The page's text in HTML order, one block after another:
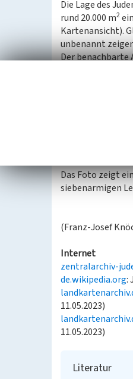
Die Lage des
rund 20.000 m2
Kartenansicht).
unbenannt
Der
Baubeginn
Judenfriedhofs
In den 1950er
folgende
Das Foto zeigt
siebenarmigen
(Franz-Josef
Internet
zentralarchiv-
de.wikipedia.org:
11.05.2023)
11.05.2023)
Literatur